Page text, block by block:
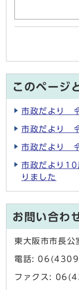
このページ
市政だより
市政だより
市政だより
市政だより10
りました
お問い合わ
東大阪市市長公
電話:
ファクス: